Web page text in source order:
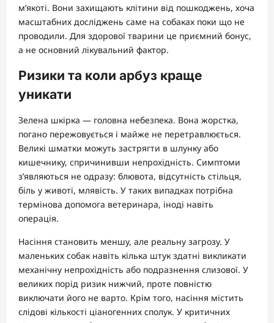
м’якоті. Вони захищають клітини від пошкоджень, хоча
масштабних досліджень саме на собаках поки що не
проводили. Для здорової тварини це приємний бонус,
а не основний лікувальний фактор.
Ризики та коли арбуз краще
уникати
Зелена шкірка — головна небезпека. Вона жорстка,
погано пережовується і майже не перетравлюється.
Великі шматки можуть застрягти в шлунку або
кишечнику, спричинивши непрохідність. Симптоми
з’являються не одразу: блювота, відсутність стільця,
біль у животі, млявість. У таких випадках потрібна
термінова допомога ветеринара, іноді навіть
операція.
Насіння становить меншу, але реальну загрозу. У
маленьких собак навіть кілька штук здатні викликати
механічну непрохідність або подразнення слизової. У
великих порід ризик нижчий, проте повністю
виключати його не варто. Крім того, насіння містить
слідові кількості ціаногенних сполук. У критичних